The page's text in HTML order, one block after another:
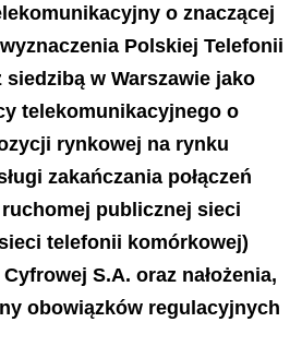
o znaczącej
Polskiej Telefonii
siedzibą w Warszawie jako
telekomunikacyjnego o
rynkowej na rynku
zakańczania połączeń
publicznej sieci
telefonii komórkowej)
S.A. oraz nałożenia,
obowiązków regulacyjnych